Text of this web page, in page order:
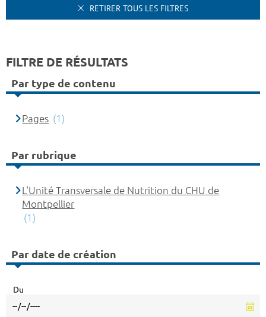
RETIRER TOUS LES FILTRES
FILTRE DE RÉSULTATS
Par type de contenu
Pages (1)
Par rubrique
L'Unité Transversale de Nutrition du CHU de
Montpellier
(1)
Par date de création
Du